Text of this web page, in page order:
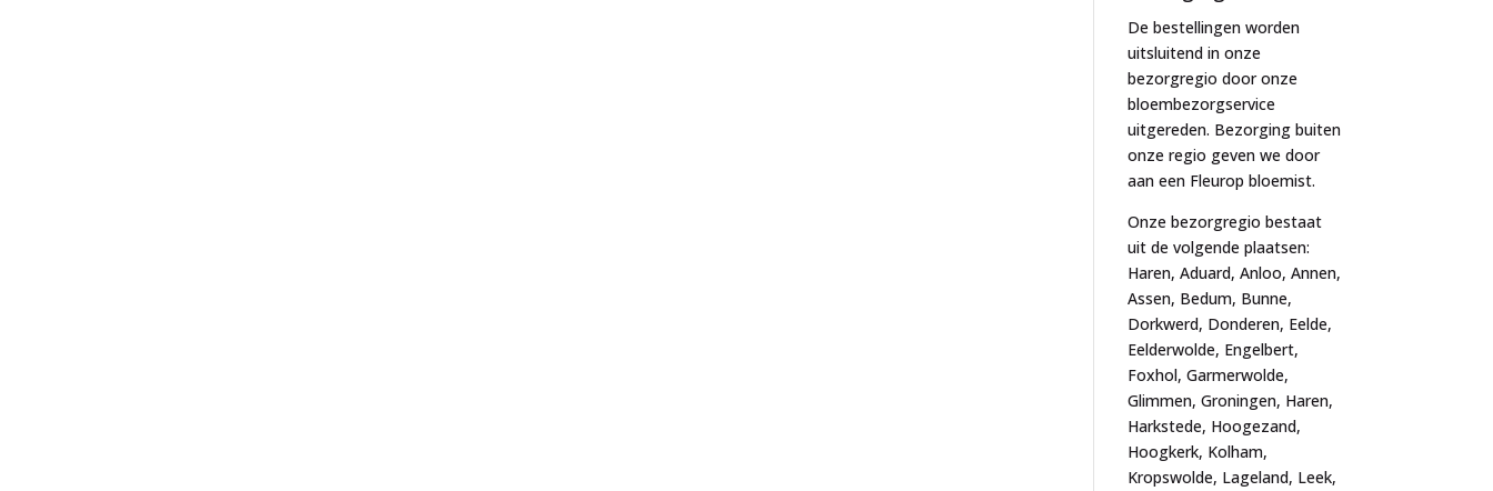
De bestellingen worden
uitsluitend in onze
bezorgregio door onze
bloembezorgservice
uitgereden. Bezorging buiten
onze regio geven we door
aan een Fleurop bloemist.
Onze bezorgregio bestaat
uit de volgende plaatsen:
Haren, Aduard, Anloo, Annen,
Assen, Bedum, Bunne,
Dorkwerd, Donderen, Eelde,
Eelderwolde, Engelbert,
Foxhol, Garmerwolde,
Glimmen, Groningen, Haren,
Harkstede, Hoogezand,
Hoogkerk, Kolham,
Kropswolde, Lageland, Leek,